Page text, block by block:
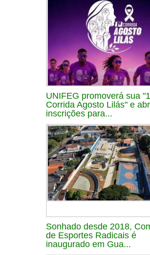
UNIFEG promoverá sua
Corrida Agosto Lilás" e
inscrições para...
Sonhado desde 2018,
de Esportes Radicais é
inaugurado em Gua...